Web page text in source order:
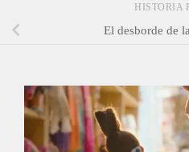
HISTORIA
El desborde de